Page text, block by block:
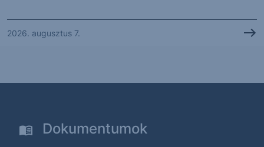
2026. augusztus 7.
Dokumentumok